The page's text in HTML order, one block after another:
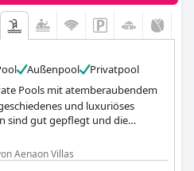
Außenpool Privatpool
Pools mit atemberaubendem
und luxuriöses
sind gut gepflegt und die
Aenaon Villas